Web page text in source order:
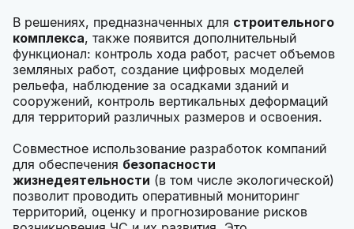
В решениях, предназначенных для строительного
комплекса, также появится дополнительный
функционал: контроль хода работ, расчет объемов
земляных работ, создание цифровых моделей
рельефа, наблюдение за осадками зданий и
сооружений, контроль вертикальных деформаций
для территорий различных размеров и освоения.
Совместное использование разработок компаний
для обеспечения безопасности
жизнедеятельности (в том числе экологической)
позволит проводить оперативный мониторинг
территорий, оценку и прогнозирование рисков